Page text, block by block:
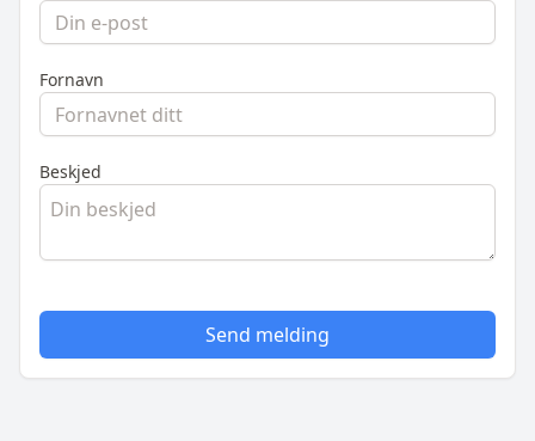
Fornavn
Beskjed
Send melding